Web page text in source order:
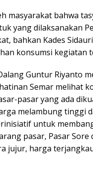
masyarakat bahwa
yang dilaksanakan
bahkan Kades
konsumsi kegiatan
Guntur Riyanto
Semar melihat
pasar yang ada
melambung tinggi
untuk
pasar, Pasar
jujur, harga